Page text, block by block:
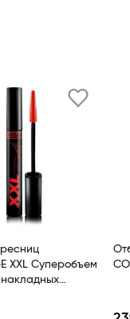
XXL Суперобъем